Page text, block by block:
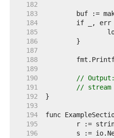
   182
   183
   184
   185
   186
   187
   188
   189
   190
// Output:
   191
// stream
   192
   193
   194
   195
   196